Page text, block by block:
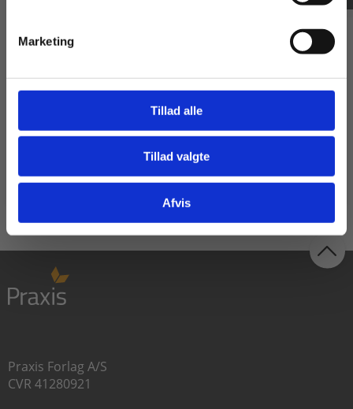
Marketing
Tillad alle
Tillad valgte
Afvis
2 formater
webBog
Gastronom
Bent Dahl
Praxis Forlag A/S
CVR 41280921
Gå til praxisOnline